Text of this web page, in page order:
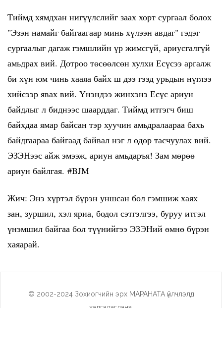
Тиймд хямдхан нигүүлслийг заах хорт сургаал болох
"Эзэн намайг байгаагаар минь хүлээн авдаг" гэдэг
сургаалыг дагаж гэмшлийн үр жимсгүй, ариусгалгүй
амьдрах вий. Дотроо төсөөлсөн хулхи Есүсээ аргалж
би хүн юм чинь хааяа байх ш дээ гээд урьдын нүглээ
хийсээр явах вий. Үнэндээ жинхэнэ Есүс ариун
байдлыг л биднээс шаарддаг. Тиймд итгэгч биш
байхдаа ямар байсан тэр хуучин амьдралаараа бахь
байдгаараа байгаад байвал нэг л өдөр тасчуулах вий.
ЭЗЭНээс айж эмээж, ариун амьдаръя! Зам мөрөө
ариун байлгая. #BJM
Жич: Энэ хүртэл бүрэн уншсан бол гэмшиж хаях
зан, зуршил, хэл яриа, бодол сэтгэлгээ, буруу итгэл
үнэмшил байгаа бол түүнийгээ ЭЗЭНий өмнө бүрэн
хаяарай.
© 2002-2024 Зохиогчийн эрх МАРАНАТА үйлчлэлд
хадгалагдана.